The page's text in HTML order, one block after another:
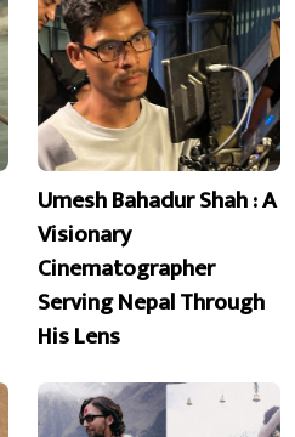
Umesh Bahadur Shah : A
Visionary
Cinematographer
Serving Nepal Through
His Lens